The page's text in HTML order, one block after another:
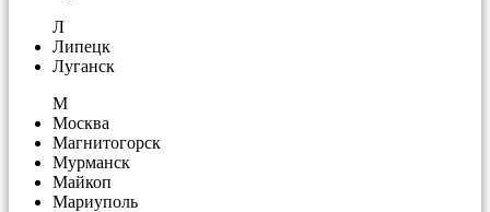
Л
Липецк
Луганск
М
Москва
Магнитогорск
Мурманск
Майкоп
Мариуполь